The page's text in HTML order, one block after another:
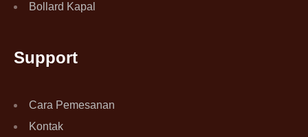
Bollard Kapal
Support
Cara Pemesanan
Kontak